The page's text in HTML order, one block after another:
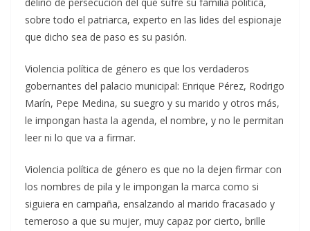
sobre todo el patriarca, experto en las lides del espionaje
que dicho sea de paso es su pasión.
Violencia política de género es que los verdaderos
gobernantes del palacio municipal: Enrique Pérez, Rodrigo
Marín, Pepe Medina, su suegro y su marido y otros más,
le impongan hasta la agenda, el nombre, y no le permitan
leer ni lo que va a firmar.
Violencia política de género es que no la dejen firmar con
los nombres de pila y le impongan la marca como si
siguiera en campaña, ensalzando al marido fracasado y
temeroso a que su mujer, muy capaz por cierto, brille